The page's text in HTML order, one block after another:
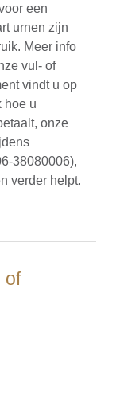
een
urnen zijn
Meer info
vul- of
vindt u op
hoe u
onze
38080006),
verder helpt.
of